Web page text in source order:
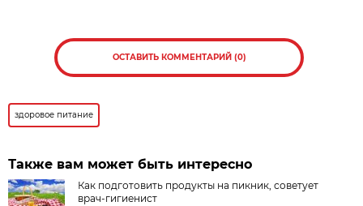
ОСТАВИТЬ КОММЕНТАРИЙ (0)
здоровое питание
Также вам может быть интересно
Как подготовить продукты на пикник, советует
врач-гигиенист